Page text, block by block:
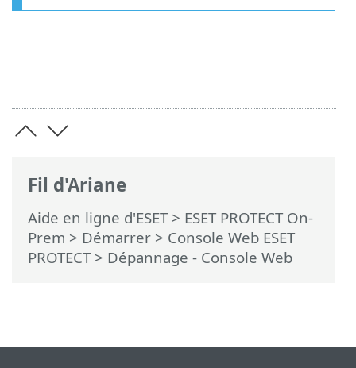
Fil d'Ariane
Aide en ligne d'ESET> ESET PROTECT On-
Prem > Démarrer > Console Web ESET
PROTECT> Dépannage - Console Web